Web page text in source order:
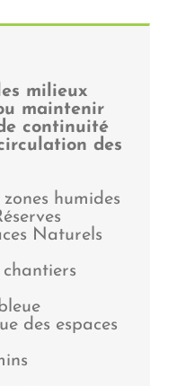
milieux
maintenir
continuité
des
humides
Naturels
des espaces